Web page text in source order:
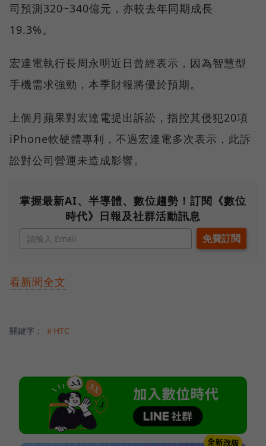
司預測320~340億元，亦較去年同期成長
19.3%。
宏達電執行長周永明近日曾經表示，因為智慧型
手機需求強勁，本季財報將優於預期。
上個月蘋果對宏達電提出訴訟，指控其侵犯20項
iPhone軟硬體專利，不過宏達電多次表示，此訴
訟對公司營運未造成影響。
掌握最新AI、半導體、數位趨勢！訂閱《數位
時代》日報及社群活動訊息
看新聞全文
關鍵字： ＃HTC